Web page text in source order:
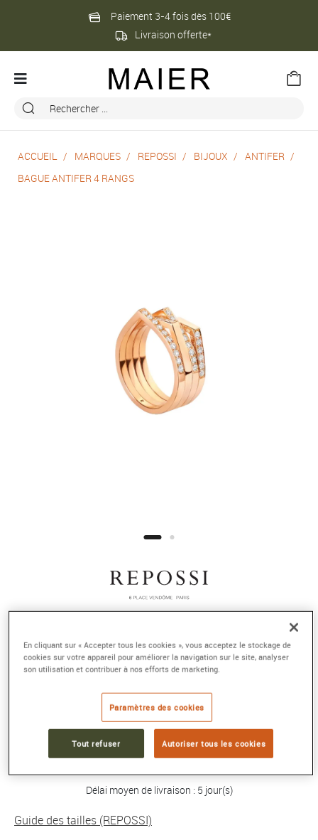
Paiement 3-4 fois dès 100€
Livraison offerte*
ACCUEIL MARQUES REPOSSI BIJOUX
ANTIFER
BAGUE ANTIFER 4 RANGS
BAGUE ANTIFER 4 RANGS
Or rose, diamants
Collection :ANTIFER
5 950 €
Délai moyen de livraison : 5 jour(s)
Guide des tailles (REPOSSI)
En cliquant sur « Accepter tous les cookies », vous acceptez le stockage de
cookies sur votre appareil pour améliorer la navigation sur le site, analyser
son utilisation et contribuer à nos efforts de marketing.
Paramètres des cookies
Tout refuser Autoriser tous les cookies